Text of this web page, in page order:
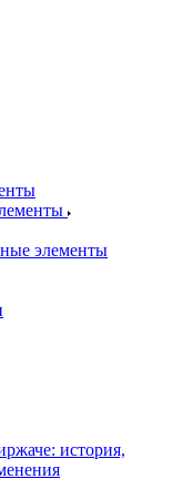
элементы
история,